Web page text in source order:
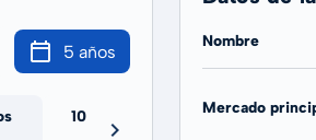
5 años
10 años 20 años
Nombre
Mercado